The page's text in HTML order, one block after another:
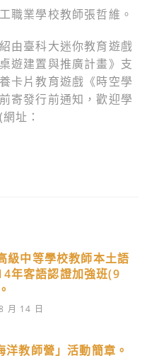
職業學校教師張哲維。
由臺科大迷你教育遊戲
遊建置與推廣計畫》支
卡片教育遊戲《時空學
寄發行前通知，歡迎學
址：
級中等學校教師本土語
年客語認證加強班(9
月 14 日
教師營」活動簡章。